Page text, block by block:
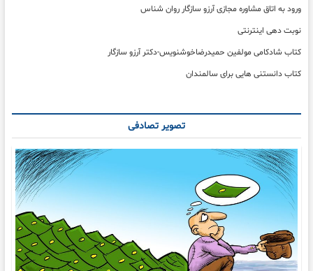
ورود به اتاق مشاوره مجازی آرزو سازگار روان شناس
نوبت دهی اینترنتی
کتاب شادکامی مولفین حمیدرضاخوشنویس-دکتر آرزو سازگار
کتاب دانستنی هایی برای سالمندان
تصویر تصادفی